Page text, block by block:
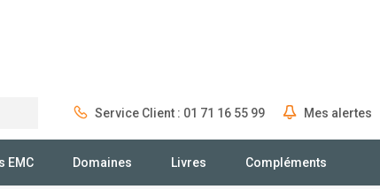
Service Client : 01 71 16 55 99 Mes alertes
EMC Domaines Livres Compléments